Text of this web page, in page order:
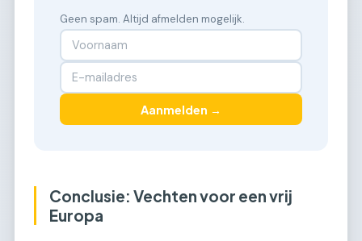
Geen spam. Altijd afmelden mogelijk.
Aanmelden →
Conclusie: Vechten voor een vrij
Europa